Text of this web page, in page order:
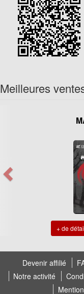
Meilleures
+ de
Devenir affilié
Notre activité